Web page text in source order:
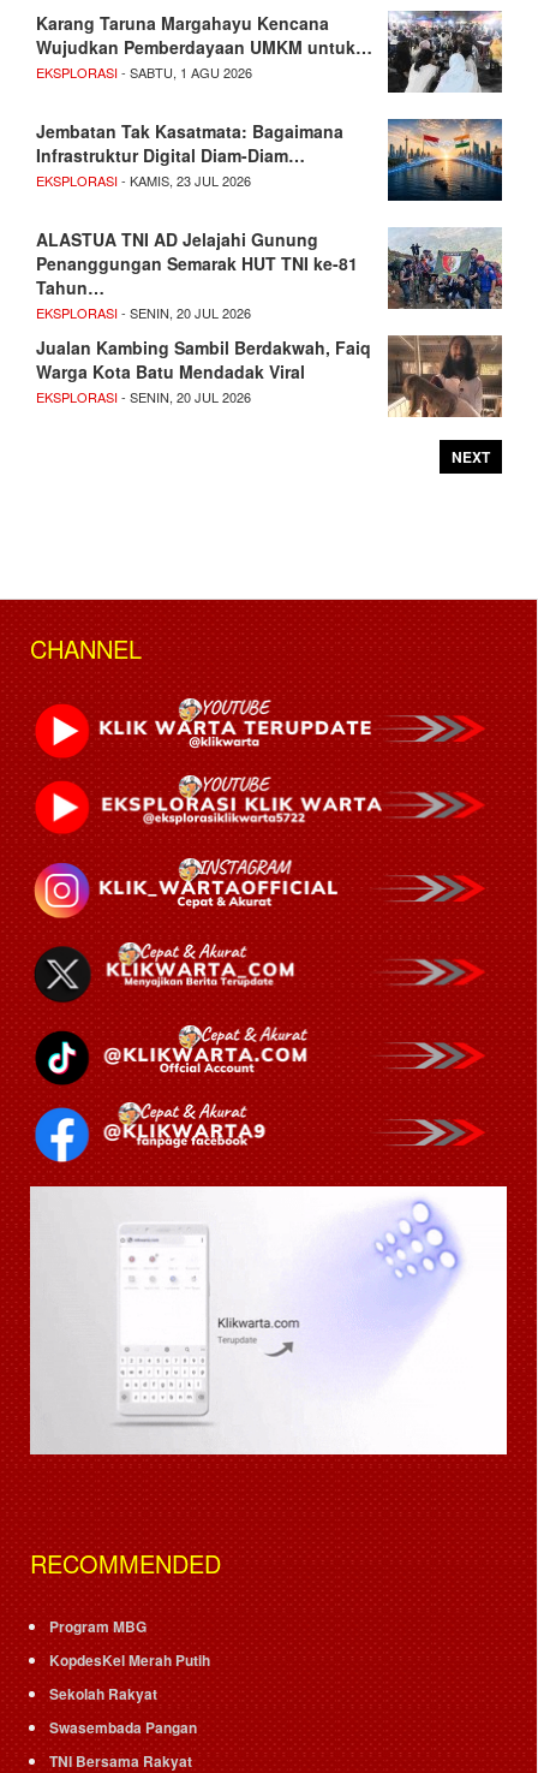
Karang Taruna Margahayu Kencana
Wujudkan Pemberdayaan UMKM untuk…
EKSPLORASI- SABTU, 1 AGU 2026
Jembatan Tak Kasatmata: Bagaimana
Infrastruktur Digital Diam-Diam…
EKSPLORASI- KAMIS, 23 JUL 2026
ALASTUA TNI AD Jelajahi Gunung
Penanggungan Semarak HUT TNI ke-81
Tahun…
EKSPLORASI- SENIN, 20 JUL 2026
Jualan Kambing Sambil Berdakwah, Faiq
Warga Kota Batu Mendadak Viral
EKSPLORASI- SENIN, 20 JUL 2026
NEXT
CHANNEL
RECOMMENDED
Program MBG
KopdesKel Merah Putih
Sekolah Rakyat
Swasembada Pangan
TNI Bersama Rakyat